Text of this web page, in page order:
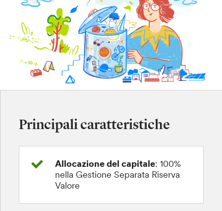
Principali caratteristiche
Allocazione del capitale: 100%
nella Gestione Separata Riserva
Valore